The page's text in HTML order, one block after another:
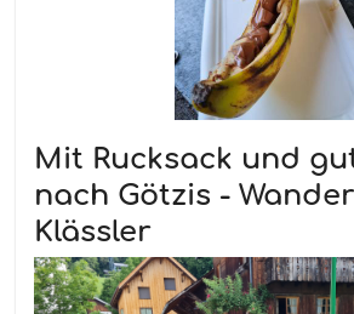
Mit Rucksack und
nach Götzis -
Klässler